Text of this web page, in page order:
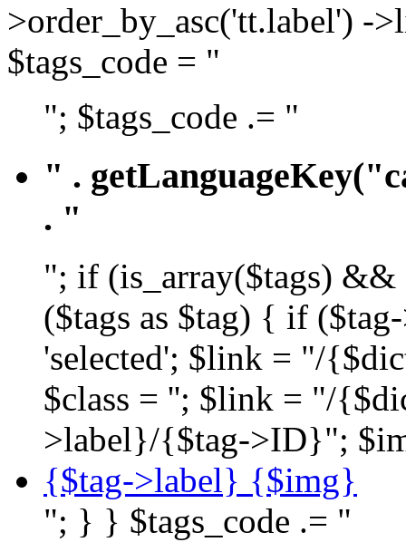
>order_by_asc('tt.label') -
$tags_code = "
"; $tags_code .= "
" .
. "
"; if (is_array($tags) &&
($tags as $tag) { if
'selected'; $link = "/
$class = ''; $link = "/
>label}/{$tag->ID}";
{$tag->label} {$img}
"; } } $tags_code .= "